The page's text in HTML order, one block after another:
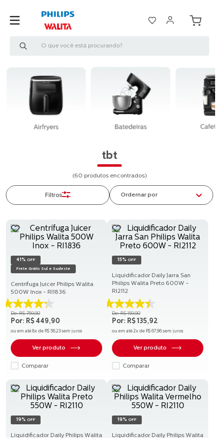
tbt
60 produtos
41% OFF
Frete Grátis Sul e Sudeste
Centrífuga Juicer Philips Walita
500W Inox - RI1836
4.3
de
5
estrelas.
52
avaliações
R$ 759,90
R$ 449,90
ou em até 8x de R$ 56,23 sem juros
Ver produto
Comparar
15% OFF
Liquidificador Daily Jarra San
Philips Walita Preto 600W -
RI2112
4.5
de
5
estrelas.
84
avaliações
R$ 159,90
R$ 135,92
ou em até 2x de R$ 67,96 sem juros
Ver produto
Comparar
19% OFF
Liquidificador Daily Philips Walita
19% OFF
Liquidificador Daily Philips Walita